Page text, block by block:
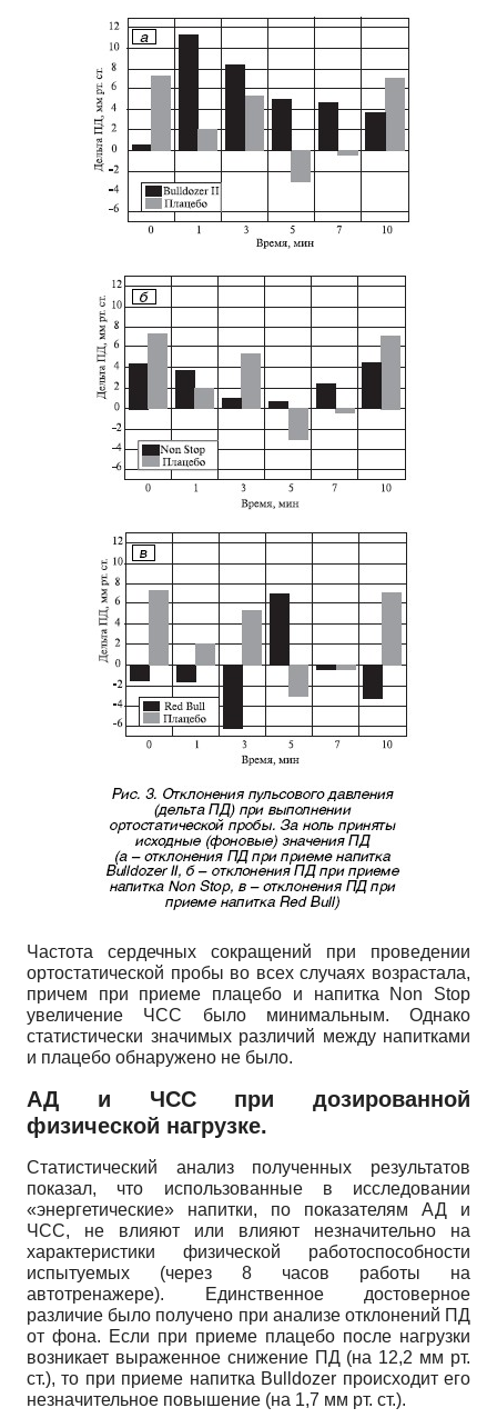
Частота сердечных сокращений при проведении
ортостатической пробы во всех случаях возрастала,
причем при приеме плацебо и напитка Non Stop
увеличение ЧСС было минимальным. Однако
статистически значимых различий между напитками
и плацебо обнаружено не было.
АД и ЧСС при дозированной
физической нагрузке.
Статистический анализ полученных результатов
показал, что использованные в исследовании
«энергетические» напитки, по показателям АД и
ЧСС, не влияют или влияют незначительно на
характеристики физической работоспособности
испытуемых (через 8 часов работы на
автотренажере). Единственное достоверное
различие было получено при анализе отклонений ПД
от фона. Если при приеме плацебо после нагрузки
возникает выраженное снижение ПД (на 12,2 мм рт.
ст.), то при приеме напитка Bulldozer происходит его
незначительное повышение (на 1,7 мм рт. ст.).